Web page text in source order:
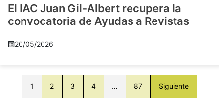
El IAC Juan Gil-Albert recupera la
convocatoria de Ayudas a Revistas
20/05/2026
1 2 3 4 … 87 Siguiente